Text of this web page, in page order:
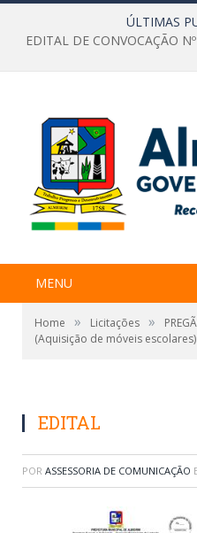
ÚLTIMAS
EDITAL DE CONVOCAÇÃO
MENU
Home » Licitações »
(Aquisição de móveis escolares)
EDITAL
POR ASSESSORIA DE COMUNICAÇÃO